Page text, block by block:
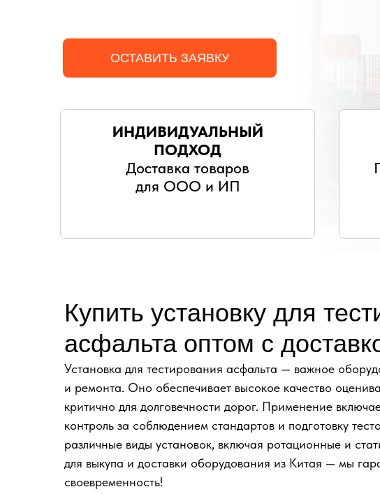
ОСТАВИТЬ ЗАЯВКУ
ИНДИВИДУАЛЬНЫЙ
ПОДХОД
Доставка товаров
для ООО и ИП
Купить установку для
асфальта оптом с
Установка для тестирования асфальта — важное
и ремонта. Оно обеспечивает высокое качество
критично для долговечности дорог. Применение
контроль за соблюдением стандартов и подготовку
различные виды установок, включая ротационные и
для выкупа и доставки оборудования из Китая — мы
своевременность!